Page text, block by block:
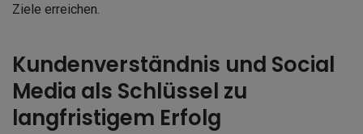
Ziele erreichen.
Kundenverständnis und Social
Media als Schlüssel zu
langfristigem Erfolg